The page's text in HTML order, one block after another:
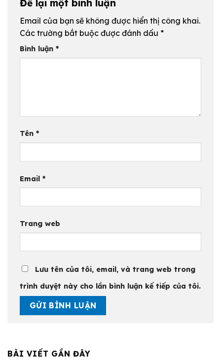
Để lại một bình luận
Email của bạn sẽ không được hiển thị công khai.
Các trường bắt buộc được đánh dấu *
Bình luận *
Tên *
Email *
Trang web
Lưu tên của tôi, email, và trang web trong
trình duyệt này cho lần bình luận kế tiếp của tôi.
BÀI VIẾT GẦN ĐÂY